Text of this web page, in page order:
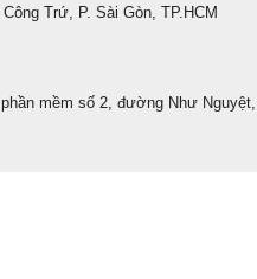
Trứ, P. Sài Gòn, TP.HCM
mềm số 2, đường Như